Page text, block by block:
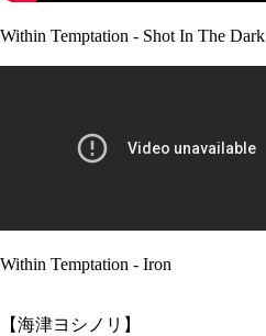
Within Temptation - Shot In The Dark
Within Temptation - Iron
【海津ヨシノリ】